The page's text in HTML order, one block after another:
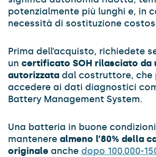
potenzialmente più lunghi e, in
necessità di sostituzione
Prima dell’acquisto, richiedete
un certificato SOH rilasciato da
autorizzata dal costruttore, che
accedere ai dati diagnostici
Battery Management System.
Una batteria in buone
mantenere almeno l’80% della
originale anche dopo 100.000-